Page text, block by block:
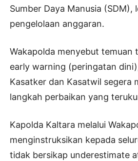
Sumber Daya Manusia (SDM),
pengelolaan anggaran.
Wakapolda menyebut temuan
early warning (peringatan
Kasatker dan Kasatwil segera
langkah perbaikan yang
Kapolda Kaltara melalui
menginstruksikan kepada
tidak bersikap underestimate